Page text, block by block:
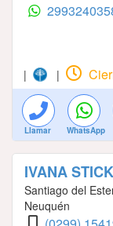
| |
Llamar WhatsApp
IVANA
Santiago del
Neuquén